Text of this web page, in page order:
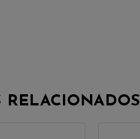
RELACIONADOS